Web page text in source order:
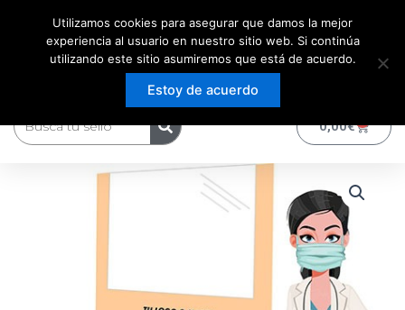
contenido
0,00€Carrito
Utilizamos cookies para asegurar que damos la mejor
experiencia al usuario en nuestro sitio web. Si continúa
utilizando este sitio asumiremos que está de acuerdo.
Estoy de acuerdo